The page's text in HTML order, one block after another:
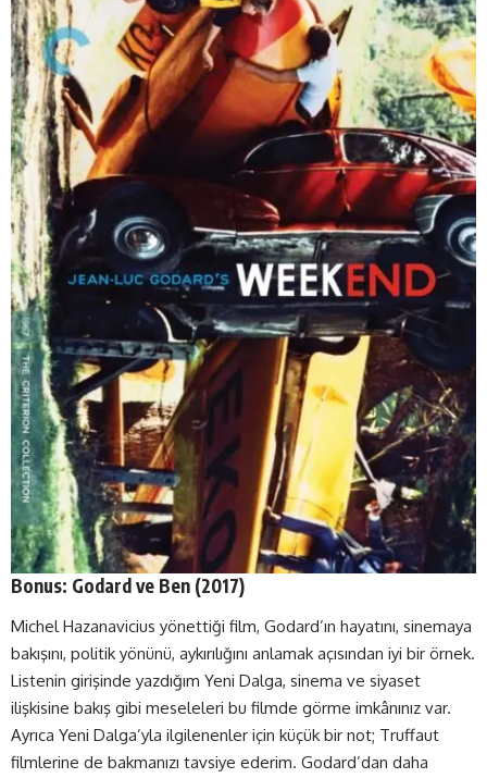
Bonus: Godard ve Ben (2017)
Michel Hazanavicius yönettiği film, Godard’ın hayatını, sinemaya
bakışını, politik yönünü, aykırılığını anlamak açısından iyi bir örnek.
Listenin girişinde yazdığım Yeni Dalga, sinema ve siyaset
ilişkisine bakış gibi meseleleri bu filmde görme imkânınız var.
Ayrıca Yeni Dalga’yla ilgilenenler için küçük bir not; Truffaut
filmlerine de bakmanızı tavsiye ederim. Godard’dan daha